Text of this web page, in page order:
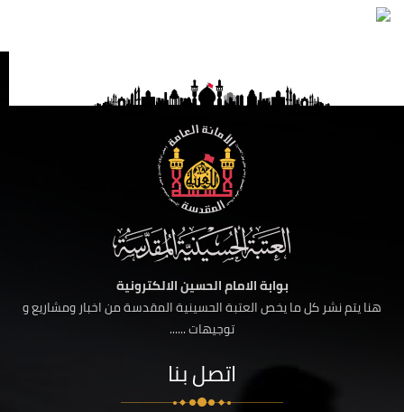
بوابة الامام الحسين الالكترونية
هنا يتم نشر كل ما يخص العتبة الحسينية المقدسة من اخبار ومشاريع و
توجيهات ......
اتصل بنا